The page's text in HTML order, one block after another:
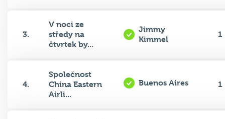
3.
V noci ze
středy na
čtvrtek by...
Jimmy
Kimmel
1
4.
Společnost
China Eastern
Airli...
Buenos Aires 1